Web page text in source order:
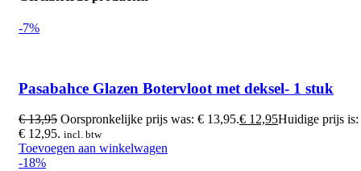
-7%
Pasabahce Glazen Botervloot met deksel- 1 stuk
€13,95 Oorspronkelijke prijs was: € 13,95.€ 12,95Huidige prijs is:
€ 12,95. incl. btw
Toevoegen aan winkelwagen
-18%